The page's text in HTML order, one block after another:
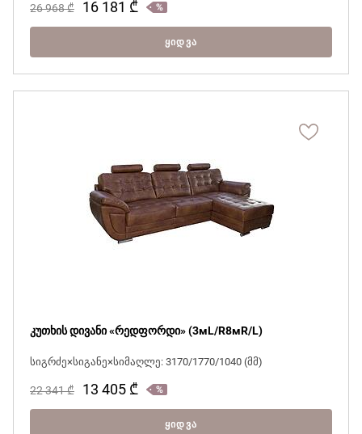
26 968₾ 16 181 ₾
ᲧᲘᲓᲕᲐ
კუთხის დივანი «რედფორდი» (3мL/R8мR/L)
სიგრძე×სიგანე×სიმაღლე: 3170/1770/1040 (მმ)
22 341₾ 13 405 ₾
ᲧᲘᲓᲕᲐ